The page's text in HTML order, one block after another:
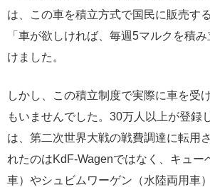
は、この車を積立方式で国民に販売す
「車が欲しければ、毎週5マルクを積
けました。
しかし、この積立制度で実際に車を受
もいませんでした。30万人以上が登録
は、第二次世界大戦の戦費調達に転用
れたのはKdF-Wagenではなく、キュー
車）やシュビムワーゲン（水陸両用車